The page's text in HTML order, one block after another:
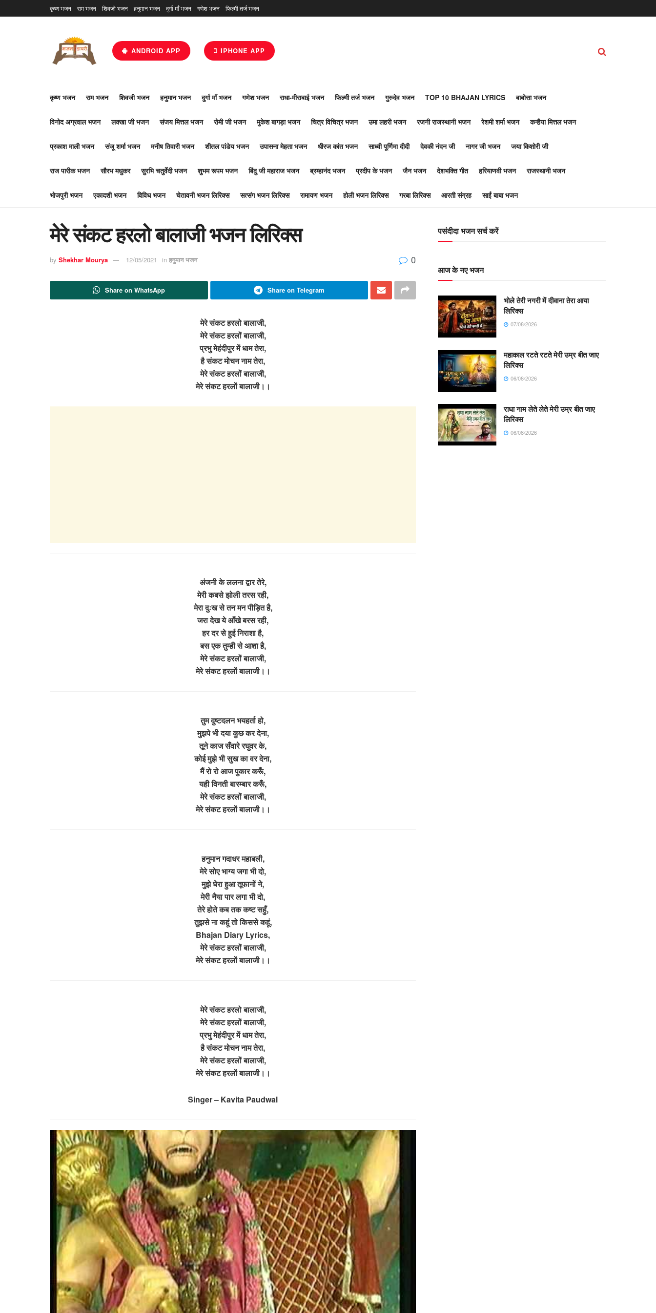
कृष्ण भजन राम भजन शिवजी भजन हनुमान भजन दुर्गा माँ भजन गणेश भजन फिल्मी तर्ज भजन
ANDROID APP IPHONE APP
कृष्ण भजन राम भजन शिवजी भजन हनुमान भजन दुर्गा माँ भजन गणेश भजन राधा-मीराबाई भजन फिल्मी तर्ज भजन गुरुदेव भजन TOP 10 BHAJAN LYRICS बाबोसा भजन
विनोद अग्रवाल भजन लक्खा जी भजन संजय मित्तल भजन रोमी जी भजन मुकेश बागड़ा भजन चित्र विचित्र भजन उमा लहरी भजन रजनी राजस्थानी भजन रेशमी शर्मा भजन कन्हैया मित्तल भजन
प्रकाश माली भजन संजू शर्मा भजन मनीष तिवारी भजन शीतल पांडेय भजन उपासना मेहता भजन धीरज कांत भजन साध्वी पूर्णिमा दीदी देवकी नंदन जी नागर जी भजन जया किशोरी जी
राज पारीक भजन सौरभ मधुकर सुरभि चतुर्वेदी भजन शुभम रूपम भजन बिंदु जी महाराज भजन ब्रम्हानंद भजन प्रदीप के भजन जैन भजन देशभक्ति गीत हरियाणवी भजन राजस्थानी भजन
भोजपुरी भजन एकादशी भजन विविध भजन चेतावनी भजन लिरिक्स सत्संग भजन लिरिक्स रामायण भजन होली भजन लिरिक्स गरबा लिरिक्स आरती संग्रह साईं बाबा भजन
मेरे संकट हरलो बालाजी भजन लिरिक्स
by Shekhar Mourya 12/05/2021 in हनुमान भजन 0
Share on WhatsApp Share on Telegram
मेरे संकट हरलो बालाजी,
मेरे संकट हरलों बालाजी,
प्रभु मेहंदीपुर में धाम तेरा,
है संकट मोचन नाम तेरा,
मेरे संकट हरलों बालाजी,
मेरे संकट हरलों बालाजी।।
अंजनी के ललना द्वार तेरे,
मेरी कबसे झोली तरस रही,
मेरा दुःख से तन मन पीड़ित है,
जरा देख ये आँखे बरस रही,
हर दर से हुई निराशा है,
बस एक तुम्ही से आशा है,
मेरे संकट हरलों बालाजी,
मेरे संकट हरलों बालाजी।।
तुम दुष्टदलन भयहर्ता हो,
मुझपे भी दया कुछ कर देना,
तूने काज सँवारे रघुवर के,
कोई मुझे भी सुख का वर देना,
मैं रो रो आज पुकार करूँ,
यही विनती बारम्बार करूँ,
मेरे संकट हरलों बालाजी,
मेरे संकट हरलों बालाजी।।
हनुमान गदाधर महाबली,
मेरे सोए भाग्य जगा भी दो,
मुझे घेरा हुआ तूफानों ने,
मेरी नैया पार लगा भी दो,
तेरे होते कब तक कष्ट सहुँ,
तुझसे ना कहूं तो किससे कहूं,
Bhajan Diary Lyrics,
मेरे संकट हरलों बालाजी,
मेरे संकट हरलों बालाजी।।
मेरे संकट हरलो बालाजी,
मेरे संकट हरलों बालाजी,
प्रभु मेहंदीपुर में धाम तेरा,
है संकट मोचन नाम तेरा,
मेरे संकट हरलों बालाजी,
मेरे संकट हरलों बालाजी।।
Singer – Kavita Paudwal
पसंदीदा भजन सर्च करें
आज के नए भजन
भोले तेरी नगरी में दीवाना तेरा आया
लिरिक्स
07/08/2026
महाकाल रटते रटते मेरी उम्र बीत जाए
लिरिक्स
06/08/2026
राधा नाम लेते लेते मेरी उम्र बीत जाए
लिरिक्स
06/08/2026